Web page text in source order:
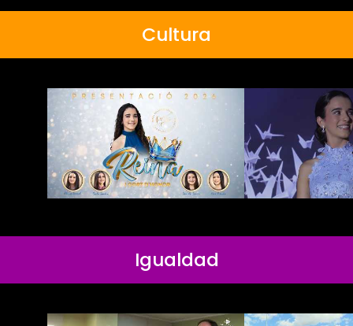
Cultura
Igualdad